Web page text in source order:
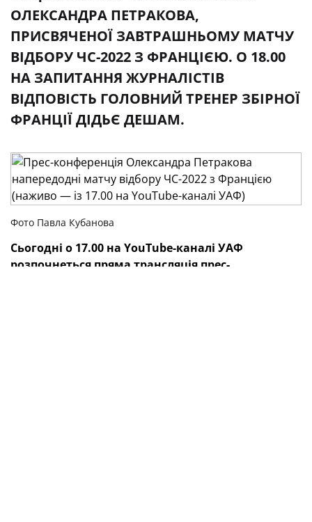
ОЛЕКСАНДРА ПЕТРАКОВА,
ПРИСВЯЧЕНОЇ ЗАВТРАШНЬОМУ МАТЧУ
ВІДБОРУ ЧС-2022 З ФРАНЦІЄЮ. О 18.00
НА ЗАПИТАННЯ ЖУРНАЛІСТІВ
ВІДПОВІСТЬ ГОЛОВНИЙ ТРЕНЕР ЗБІРНОЇ
ФРАНЦІЇ ДІДЬЄ ДЕШАМ.
Фото Павла Кубанова
Сьогодні о 17.00 на YouTube-каналі УАФ
розпочнеться пряма трансляція прес-